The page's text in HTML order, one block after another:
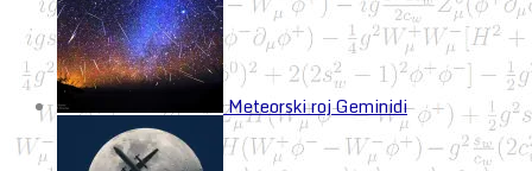
Meteorski roj Geminidi